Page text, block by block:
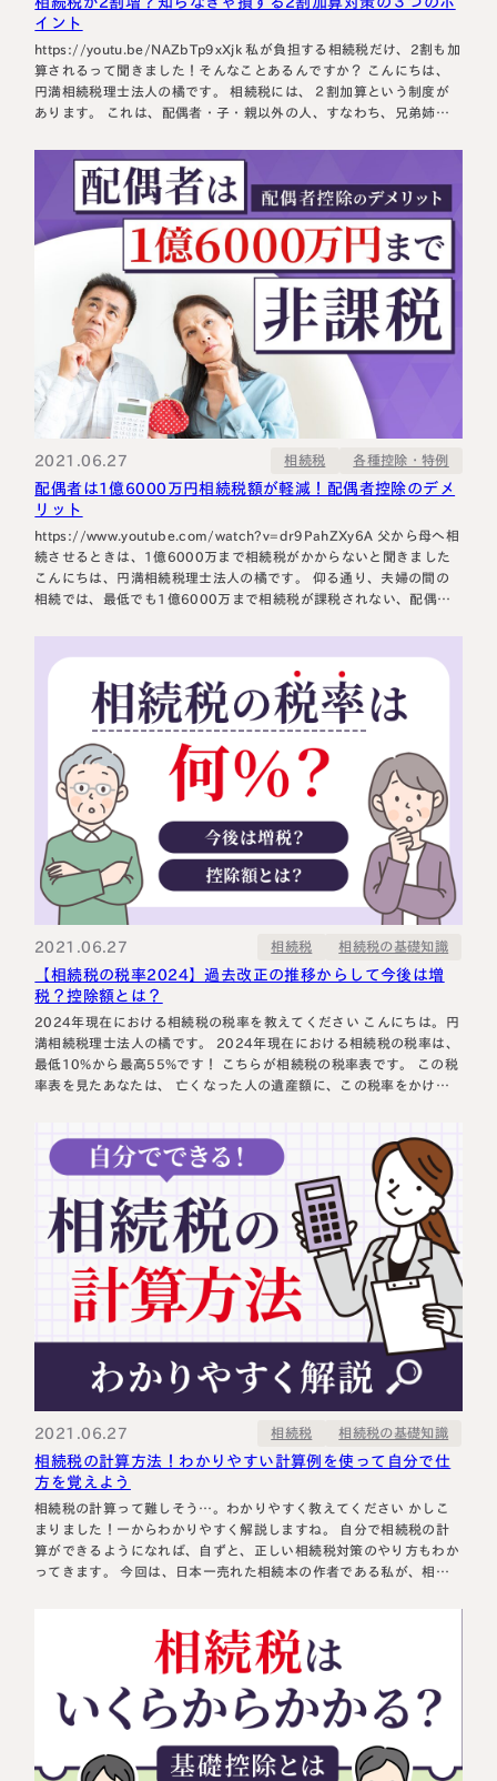
イント
https://youtu.be/NAZbTp9xXjk 私が負担する相続税だけ、2割も加
算されるって聞きました！そんなことあるんですか？ こんにちは、
円満相続税理士法人の橘です。 相続税には、２割加算という制度が
あります。 これは、配偶者・子・親以外の人、すなわち、兄弟姉妹
今回は、相続税の2割加算の基礎知識から、あえて2割加算を選んだ
方が節税に…
2021.06.27 相続税 各種控除・特例
配偶者は1億6000万円相続税額が軽減！配偶者控除のデメ
リット
https://www.youtube.com/watch?v=dr9PahZXy6A 父から母へ相
続させるときは、1億6000万まで相続税がかからないと聞きました
こんにちは、円満相続税理士法人の橘です。 仰る通り、夫婦の間の
相続では、最低でも1億6000万まで相続税が課税されない、配偶者
ですからね。 …
2021.06.27 相続税 相続税の基礎知識
【相続税の税率2024】過去改正の推移からして今後は増
税？控除額とは？
2024年現在における相続税の税率を教えてください こんにちは。円
満相続税理士法人の橘です。 2024年現在における相続税の税率は、
最低10%から最高55%です！ こちらが相続税の税率表です。 この税
率表を見たあなたは、 亡くなった人の遺産額に、この税率をかけれ
2021.06.27 相続税 相続税の基礎知識
相続税の計算方法！わかりやすい計算例を使って自分で仕
方を覚えよう
相続税の計算って難しそう…。わかりやすく教えてください かしこ
まりました！一からわかりやすく解説しますね。 自分で相続税の計
算ができるようになれば、自ずと、正しい相続税対策のやり方もわか
ってきます。 今回は、日本一売れた相続本の作者である私が、相続